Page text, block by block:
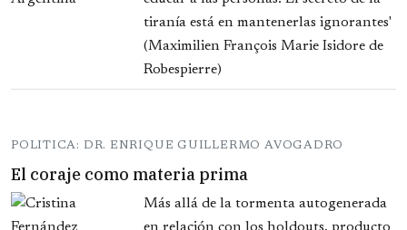
tiranía está en mantenerlas ignorantes'
(Maximilien François Marie Isidore de
Robespierre)
POLITICA: DR. ENRIQUE GUILLERMO AVOGADRO
El coraje como materia prima
Más allá de la tormenta autogenerada